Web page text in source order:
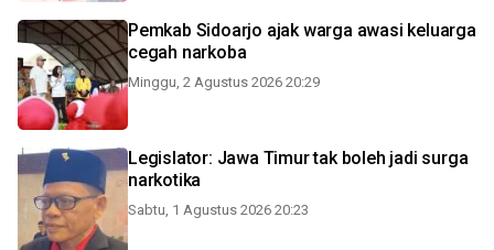
Pemkab Sidoarjo ajak warga awasi keluarga
cegah narkoba
Minggu, 2 Agustus 2026 20:29
Legislator: Jawa Timur tak boleh jadi surga
narkotika
Sabtu, 1 Agustus 2026 20:23